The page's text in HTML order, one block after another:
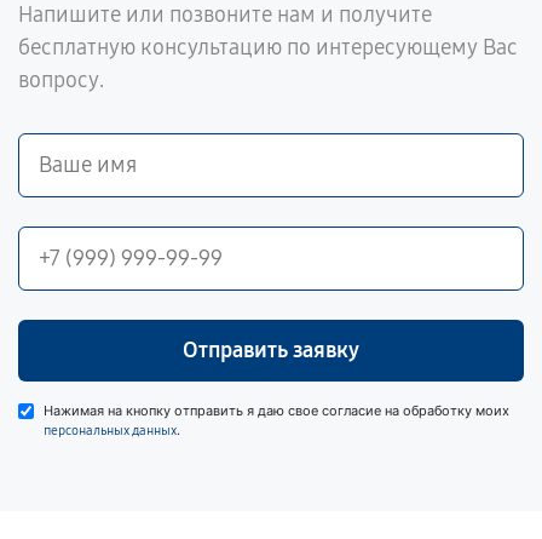
Напишите или позвоните нам и получите
бесплатную консультацию по интересующему Вас
вопросу.
Отправить заявку
Нажимая на кнопку отправить я даю свое согласие на обработку моих
персональных данных.